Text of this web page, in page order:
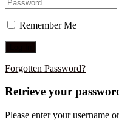
Remember Me
Forgotten Password?
Retrieve your
Please enter your username